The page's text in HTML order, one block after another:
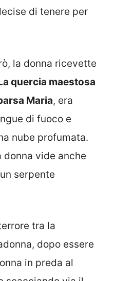
di tenere per
la donna ricevette
quercia maestosa
Maria, era
di fuoco e
nube profumata.
donna vide anche
serpente
tra la
dopo essere
in preda al